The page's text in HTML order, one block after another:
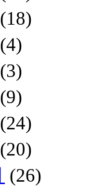
(18)
(4)
(3)
(9)
(24)
(20)
(26)